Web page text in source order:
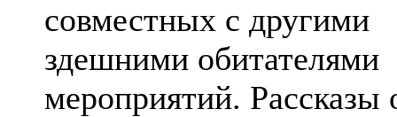
совместных с другими
здешними обитателями
мероприятий. Рассказы